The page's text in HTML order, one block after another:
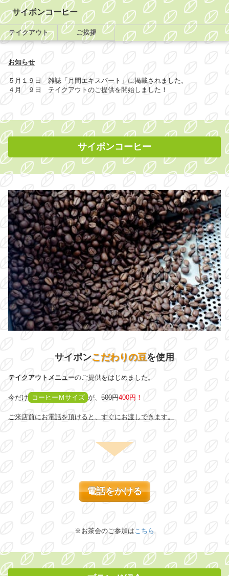
サイポンコーヒー
テイクアウト ご挨拶
お知らせ
５月１９日 雑誌「月間エキスパート」に掲載されました。
４月 ９日 テイクアウトのご提供を開始しました！
サイポンコーヒー
サイポンこだわりの豆を使用
テイクアウトメニューのご提供をはじめました。
今だけ コーヒーＭサイズ が、500円400円！
ご来店前にお電話を頂けると、すぐにお渡しできます。
電話をかける
※お茶会のご参加はこちら